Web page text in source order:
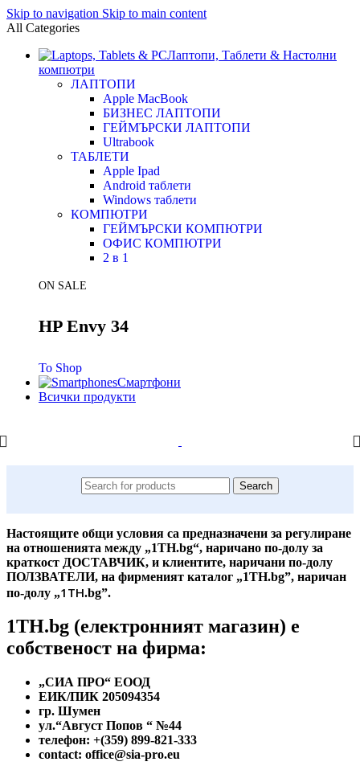
Skip to navigation Skip to main content
All Categories
Лаптопи, Таблети & Настолни
компютри
ЛАПТОПИ
Apple MacBook
БИЗНЕС ЛАПТОПИ
ГЕЙМЪРСКИ ЛАПТОПИ
Ultrabook
ТАБЛЕТИ
Apple Ipad
Android таблети
Windows таблети
КОМПЮТРИ
ГЕЙМЪРСКИ КОМПЮТРИ
ОФИС КОМПЮТРИ
2 в 1
ON SALE
HP Envy 34
To Shop
Смартфони
Всички продукти
Search
Настоящите общи условия са предназначени за регулиране
на отношенията между „1TH.bg“, наричано по-долу за
краткост ДОСТАВЧИК, и клиентите, наричани по-долу
ПОЛЗВАТЕЛИ, на фирменият каталог „1TH.bg”, наричан
по-долу „1TH.bg”.
1TH.bg (електронният магазин) е
собственост на фирма:
„СИА ПРО“ ЕООД
ЕИК/ПИК 205094354
гр. Шумен
ул.“Август Попов “ №44
телефон: +(359) 899-821-333
contact: office@sia-pro.eu